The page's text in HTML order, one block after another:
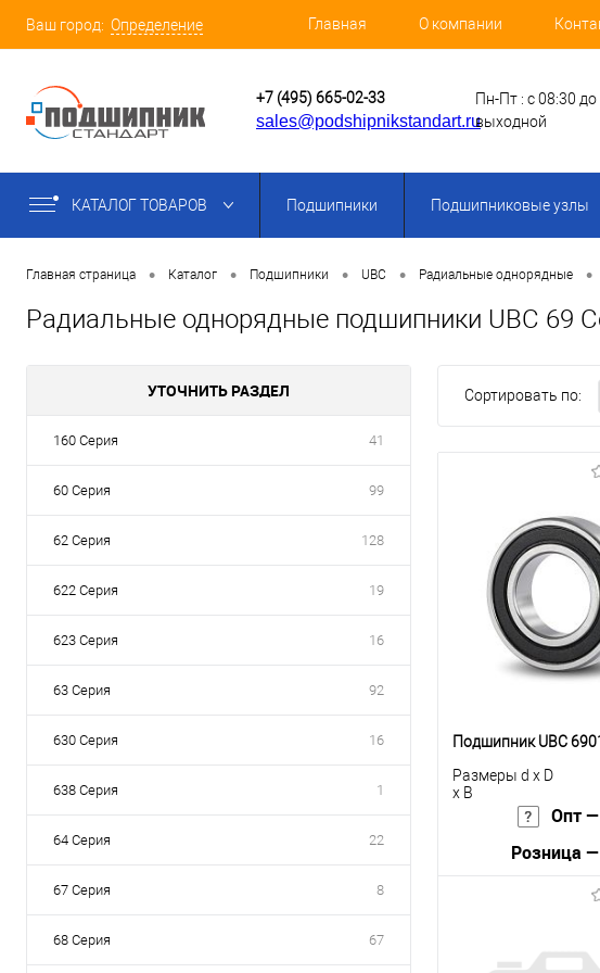
Ваш город: Определение Главная О компании
+7 (495) 665-02-33
sales@podshipnikstandart.ru
Пн-Пт : с 08:30 до
выходной
КАТАЛОГ ТОВАРОВ Подшипники Подшипниковые узлы
Главная страница • Каталог • Подшипники • UBC • Радиальные однорядные •
Радиальные однорядные подшипники UBC 69
УТОЧНИТЬ РАЗДЕЛ
160 Серия 41
60 Серия 99
62 Серия 128
622 Серия 19
623 Серия 16
63 Серия 92
630 Серия 16
638 Серия 1
64 Серия 22
67 Серия 8
68 Серия 67
Сортировать по:
Подшипник UBC
Размеры d x D
x B
Опт
Розница